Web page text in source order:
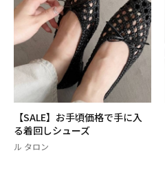
【SALE】お手頃価格で手に入
る着回しシューズ
ル タロン